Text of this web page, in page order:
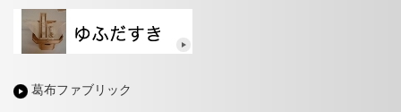
葛布ファブリック